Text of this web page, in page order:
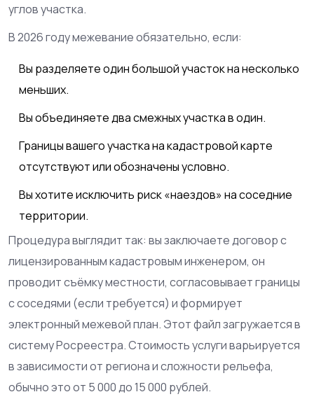
углов участка.
В 2026 году межевание обязательно, если:
Вы разделяете один большой участок на несколько
меньших.
Вы объединяете два смежных участка в один.
Границы вашего участка на кадастровой карте
отсутствуют или обозначены условно.
Вы хотите исключить риск «наездов» на соседние
территории.
Процедура выглядит так: вы заключаете договор с
лицензированным кадастровым инженером, он
проводит съёмку местности, согласовывает границы
с соседями (если требуется) и формирует
электронный межевой план. Этот файл загружается в
систему Росреестра. Стоимость услуги варьируется
в зависимости от региона и сложности рельефа,
обычно это от 5 000 до 15 000 рублей.